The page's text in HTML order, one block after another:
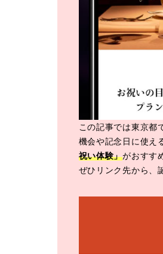
この記事では東京都
機会や記念日に使え
祝い体験」がおすす
ぜひリンク先から、